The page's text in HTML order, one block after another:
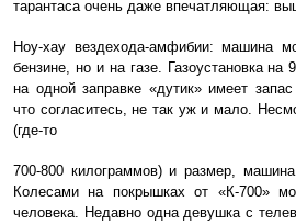
тарантаса очень даже впечатляющая:
Ноу-хау вездехода-амфибии: машина
бензине, но и на газе. Газоустановка на
на одной заправке «дутик» имеет
что согласитесь, не так уж и мало.
(где-то
700-800 килограммов) и размер, машина
Колесами на покрышках от «К-700»
человека. Недавно одна девушка с